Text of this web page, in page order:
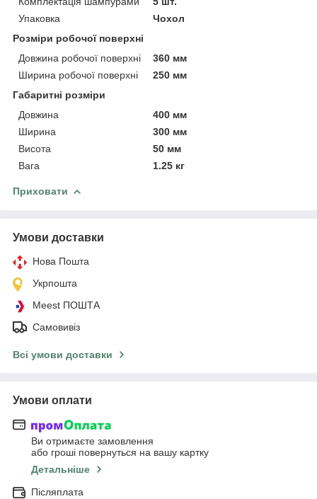
Упаковка
Чохол
Розміри робочої поверхні
Довжина робочої поверхні
360 мм
Ширина робочої поверхні
250 мм
Габаритні розміри
Довжина
400 мм
Ширина
300 мм
Висота
50 мм
Вага
1.25 кг
Приховати
Умови доставки
Нова Пошта
Укрпошта
Meest ПОШТА
Самовивіз
Всі умови доставки
Умови оплати
Ви отримаєте замовлення
або гроші повернуться на вашу картку
Детальніше
Післяплата